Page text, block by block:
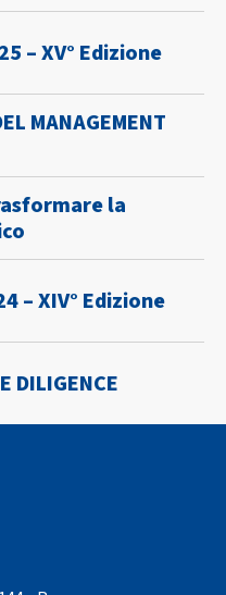
– XV° Edizione
MANAGEMENT
la
– XIV° Edizione
DILIGENCE